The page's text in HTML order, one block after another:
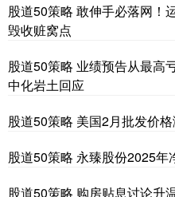
股道50策略 敢伸手必落网！
毁收赃窝点
股道50策略 业绩预告从最高
中化岩土回应
股道50策略 美国2月批发价
股道50策略 永臻股份2025
股道50策略 购房贴息讨论升